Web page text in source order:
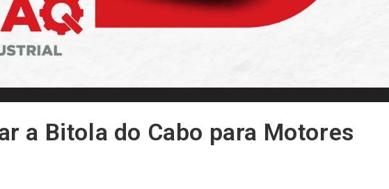
a Bitola do Cabo para Motores